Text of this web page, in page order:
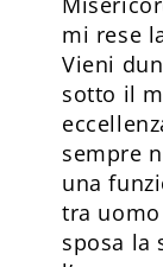
mi rese
Vieni
sotto il
sempre
una
tra uomo
sposa la